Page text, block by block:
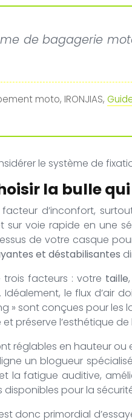
de bagagerie
moto, IRONJIAS,
le système de
la bulle
facteur d’inconfort,
sur voie rapide en une
de votre casque
et déstabilisantes
facteurs : votre taille
le flux d’air
» sont conçues pour
préserve l’esthétique
réglables en hauteur
un blogueur
la fatigue auditive,
pour la
donc primordial